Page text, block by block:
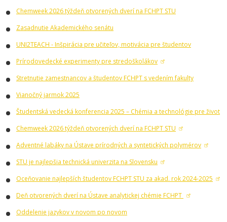
Chemweek 2026 týždeň otvorených dverí na FCHPT STU
Zasadnutie Akademického senátu
UNI2TEACH - Inšpirácia pre učiteľov, motivácia pre študentov
Prírodovedecké experimenty pre stredoškolákov
Stretnutie zamestnancov a študentov FCHPT s vedením fakulty
Vianočný jarmok 2025
Študentská vedecká konferencia 2025 – Chémia a technológie pre život
Chemweek 2026 týždeň otvorených dverí na FCHPT STU
Adventné labáky na Ústave prírodných a syntetických polymérov
STU je najlepšia technická univerzita na Slovensku
Oceňovanie najlepších študentov FCHPT STU za akad. rok 2024-2025
Deň otvorených dverí na Ústave analytickej chémie FCHPT
Oddelenie jazykov v novom po novom